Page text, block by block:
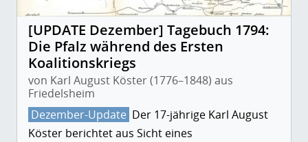
[UPDATE Dezember] Tagebuch 1794:
Die Pfalz während des Ersten
Koalitionskriegs
von Karl August Köster (1776–1848) aus
Friedelsheim
Dezember-Update Der 17-jährige Karl August
Köster berichtet aus Sicht eines